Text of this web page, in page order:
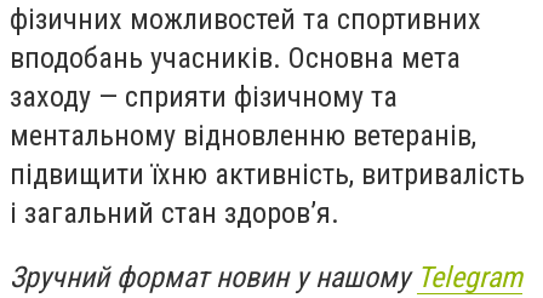
фізичних можливостей та спортивних
вподобань учасників. Основна мета
заходу — сприяти фізичному та
ментальному відновленню ветеранів,
підвищити їхню активність, витривалість
і загальний стан здоров’я.
Зручний формат новин у нашому Telegram